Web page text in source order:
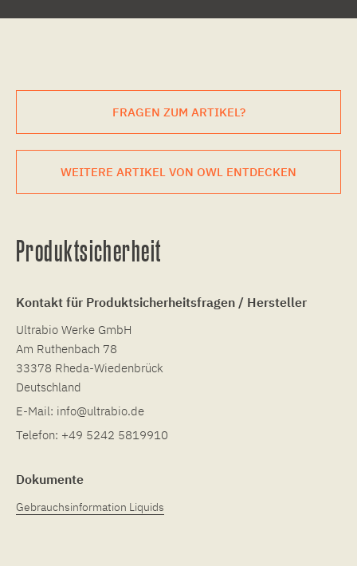
FRAGEN ZUM ARTIKEL?
WEITERE ARTIKEL VON OWL ENTDECKEN
Produktsicherheit
Kontakt für Produktsicherheitsfragen / Hersteller
Ultrabio Werke GmbH
Am Ruthenbach 78
33378 Rheda-Wiedenbrück
Deutschland
E-Mail: info@ultrabio.de
Telefon: +49 5242 5819910
Dokumente
Gebrauchsinformation Liquids